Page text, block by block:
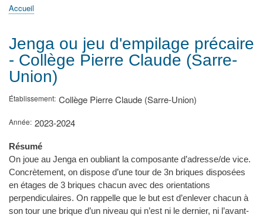
Accueil
ActualitésMATh.en.JEANS ?
Régions et Ateliers
Créer, gérer un atelier
Sujets/Publications
Congrès
d'Ariane
Accueil
Jenga ou jeu d'empilage précaire
- Collège Pierre Claude (Sarre-
Union)
Établissement Collège Pierre Claude (Sarre-Union)
Année 2023-2024
Résumé
On joue au Jenga en oubliant la composante d’adresse/de vice.
Concrètement, on dispose d’une tour de 3n briques disposées
en étages de 3 briques chacun avec des orientations
perpendiculaires. On rappelle que le but est d’enlever chacun à
son tour une brique d’un niveau qui n’est ni le dernier, ni l’avant-